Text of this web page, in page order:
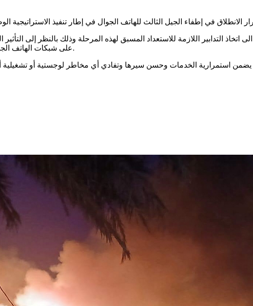
التدابير اللازمة للاستعداد المسبق لهذه المرحلة وذلك بالنظر إلى
على شبكات الهاتف الجوال، ولا سيما الأجهزة الطرفية للدفع الإلكتروني والحلول المرتبطة بها.